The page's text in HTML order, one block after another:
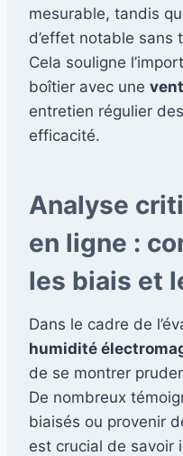
mesurable, tandis
d’effet notable sans
Cela souligne
boîtier avec une
entretien régulier
efficacité.
Analyse
en ligne :
les biais et
Dans le cadre de
humidité
de se montrer
De nombreux
biaisés ou provenir
est crucial de savoir